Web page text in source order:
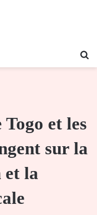
et les
sur la
et la